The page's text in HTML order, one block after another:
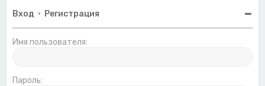
Вход • Регистрация
Имя пользователя:
Пароль: